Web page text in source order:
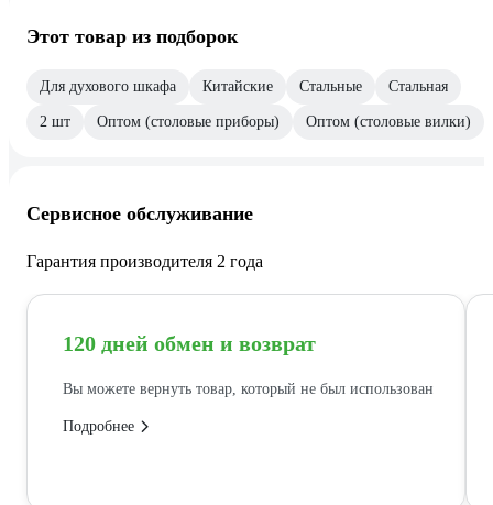
Этот товар из подборок
Для духового шкафа Китайские Стальные Стальная
2 шт Оптом (столовые приборы) Оптом (столовые вилки)
Сервисное обслуживание
Гарантия производителя 2 года
120 дней обмен и возврат
Вы можете вернуть товар, который не был использован
Подробнее